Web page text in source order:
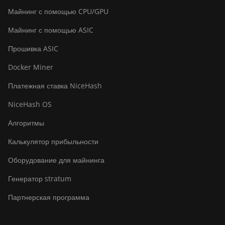
Bitdeer SealMiner A2 Pro Hyd
Bitdeer SealMiner A3 Air
Bitdeer SealMiner A3 Hydro
Bitdeer SealMiner A3 Pro Air
Bitdeer SealMiner A3 Pro Hydro
Bitdeer SealMiner A4 Pro Air
Bitdeer SealMiner A4 Pro Hydro
Bitdeer SealMiner A4 Ultra
Майнинг с помощью CPU/GPU
Майнинг с помощью ASIC
Прошивка ASIC
Docker Miner
Платежная ставка NiceHash
NiceHash OS
Алгоритмы
Калькулятор прибыльности
Оборудование для майнинга
Генератор stratum
Партнерская программа